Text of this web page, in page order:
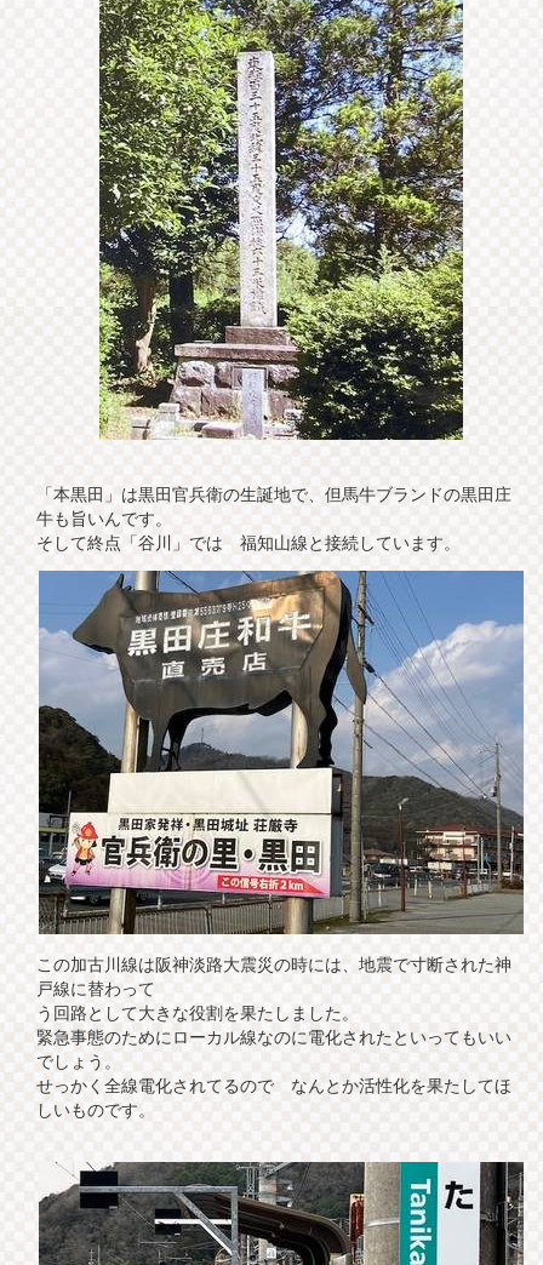
「本黒田」は黒田官兵衛の生誕地で、但馬牛ブランドの黒田庄
牛も旨いんです。
そして終点「谷川」では 福知山線と接続しています。
この加古川線は阪神淡路大震災の時には、地震で寸断された神
戸線に替わって
う回路として大きな役割を果たしました。
緊急事態のためにローカル線なのに電化されたといってもいい
でしょう。
せっかく全線電化されてるので なんとか活性化を果たしてほ
しいものです。